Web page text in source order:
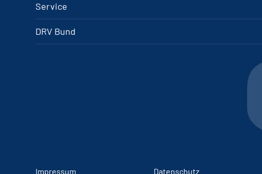
Service
DRV Bund
Impressum Datenschutz